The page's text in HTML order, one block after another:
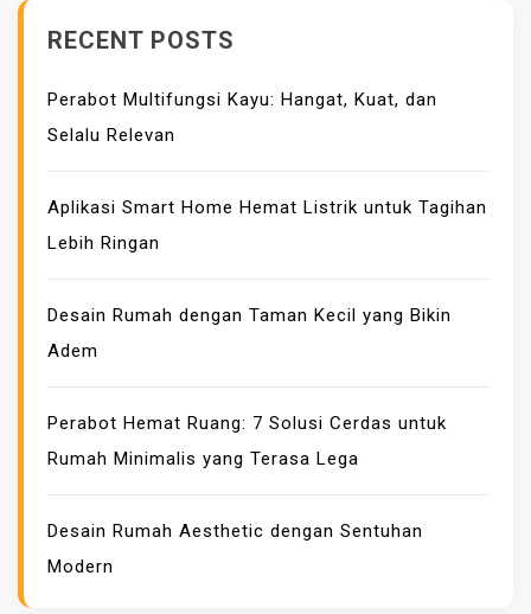
RECENT POSTS
Perabot Multifungsi Kayu: Hangat, Kuat, dan
Selalu Relevan
Aplikasi Smart Home Hemat Listrik untuk Tagihan
Lebih Ringan
Desain Rumah dengan Taman Kecil yang Bikin
Adem
Perabot Hemat Ruang: 7 Solusi Cerdas untuk
Rumah Minimalis yang Terasa Lega
Desain Rumah Aesthetic dengan Sentuhan
Modern